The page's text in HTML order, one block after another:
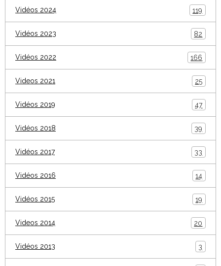
Vidéos 2024 119
Vidéos 2023 82
Vidéos 2022 166
Videos 2021 25
Vidéos 2019 47
Vidéos 2018 39
Vidéos 2017 33
Vidéos 2016 14
Vidéos 2015 19
Videos 2014 20
Vidéos 2013 3